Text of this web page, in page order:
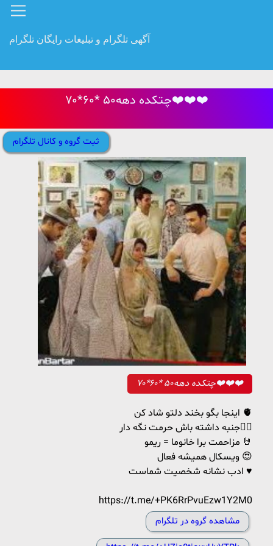
آگهی تلگرام و تبلیغات رایگان تلگرام
چتکده دهه۵۰ *۶۰*۷۰❤️❤️❤️
ثبت گروه و کانال تلگرام
چتکده دهه۵۰ *۶۰*۷۰❤️❤️❤️
اینجا بگو بخند دلتو شاد کن 🫀
جنبه داشته باش حرمت نگه دار❤️‍🔥
مزاحمت برا خانوما = ریمو 🤘
ویسکال همیشه فعال 😍
ادب نشانه شخصیت شماست ♥️
https://t.me/+PK6RrPvuEzw1Y2M0
مشاهده گروه در تلگرام